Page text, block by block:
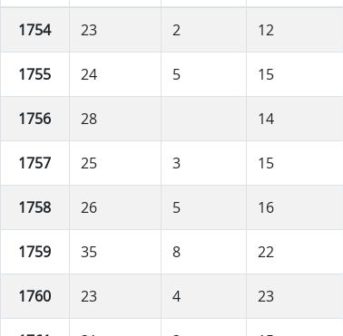
1754 23 2 12
1755 24 5 15
1756 28 14
1757 25 3 15
1758 26 5 16
1759 35 8 22
1760 23 4 23